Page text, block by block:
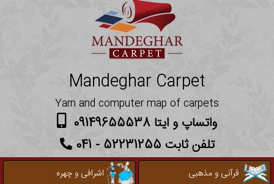
Mandeghar Carpet
Yarn and computer map of carpets
واتساپ و ایتا 09149655538
تلفن ثابت 52231255 - 041
قرآنی و مذهبی
اشرافی و چهره